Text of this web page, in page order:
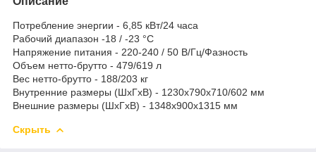
Потребление энергии - 6,85 кВт/24 часа
Рабочий диапазон -18 / -23 °C
Напряжение питания - 220-240 / 50 В/Гц/Фазность
Объем нетто-брутто - 479/619 л
Вес нетто-брутто - 188/203 кг
Внутренние размеры (ШхГхВ) - 1230x790x710/602 мм
Внешние размеры (ШхГхВ) - 1348x900x1315 мм
Скрыть